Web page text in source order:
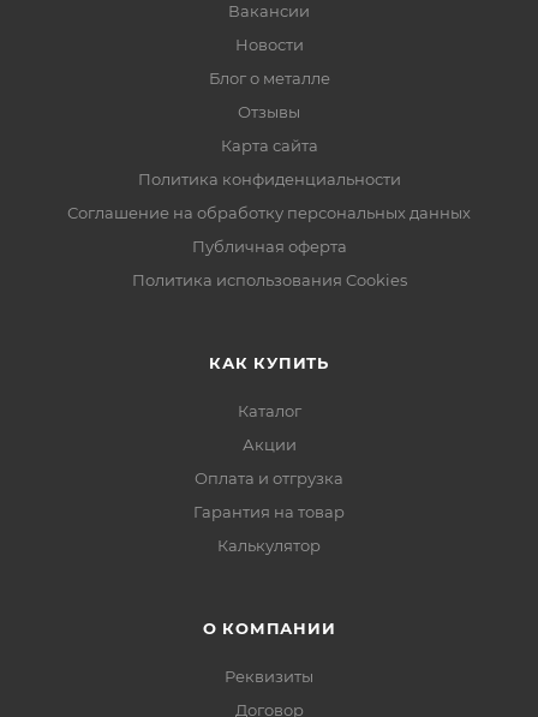
Вакансии
Новости
Блог о металле
Отзывы
Карта сайта
Политика конфиденциальности
Соглашение на обработку персональных данных
Публичная оферта
Политика использования Cookies
КАК КУПИТЬ
Каталог
Акции
Оплата и отгрузка
Гарантия на товар
Калькулятор
О КОМПАНИИ
Реквизиты
Договор